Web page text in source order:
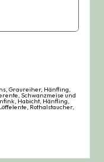
Graureiher, Hänfling,
Schwanzmeise und
Habicht, Hänfling,
Rothalstaucher,